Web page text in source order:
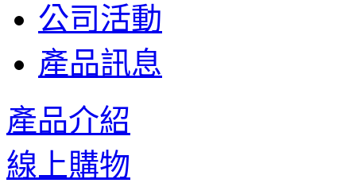
公司活動
產品訊息
產品介紹
線上購物